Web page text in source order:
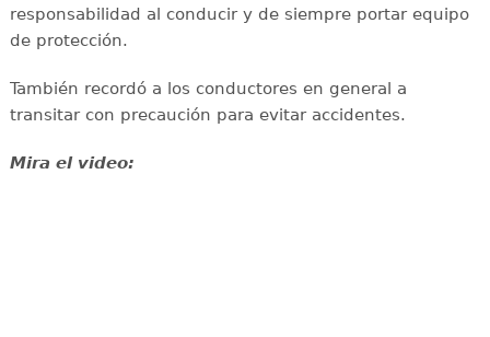
responsabilidad al conducir y de siempre portar equipo
de protección.
También recordó a los conductores en general a
transitar con precaución para evitar accidentes.
Mira el video: